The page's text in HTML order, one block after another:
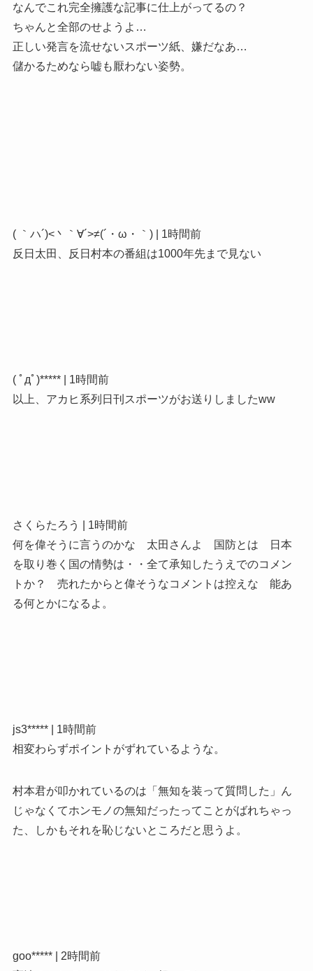
なんでこれ完全擁護な記事に仕上がってるの？
ちゃんと全部のせようよ…
正しい発言を流せないスポーツ紙、嫌だなあ…
儲かるためなら嘘も厭わない姿勢。
( ｀ハ´)<丶｀∀´>≠(´・ω・｀) | 1時間前
反日太田、反日村本の番組は1000年先まで見ない
( ﾟдﾟ)***** | 1時間前
以上、アカヒ系列日刊スポーツがお送りしましたww
さくらたろう | 1時間前
何を偉そうに言うのかな 太田さんよ 国防とは 日本
を取り巻く国の情勢は・・全て承知したうえでのコメン
トか？ 売れたからと偉そうなコメントは控えな 能あ
る何とかになるよ。
js3***** | 1時間前
相変わらずポイントがずれているような。
村本君が叩かれているのは「無知を装って質問した」ん
じゃなくてホンモノの無知だったってことがばれちゃっ
た、しかもそれを恥じないところだと思うよ。
goo***** | 2時間前